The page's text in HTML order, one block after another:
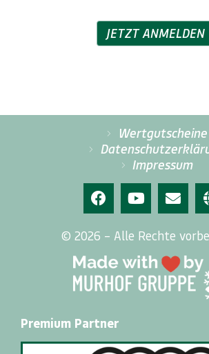
JETZT ANMELDEN
Wertgutscheine
Impressum
© 2026 – Alle Rechte
Premium Partner